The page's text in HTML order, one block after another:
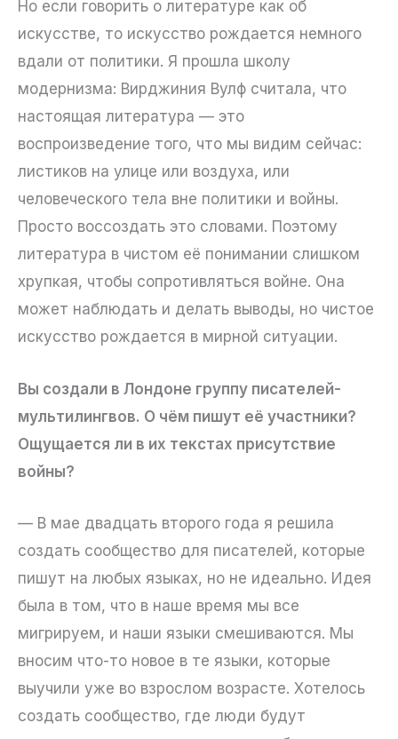
Но если говорить о литературе как об
искусстве, то искусство рождается немного
вдали от политики. Я прошла школу
модернизма: Вирджиния Вулф считала, что
настоящая литература — это
воспроизведение того, что мы видим сейчас:
листиков на улице или воздуха, или
человеческого тела вне политики и войны.
Просто воссоздать это словами. Поэтому
литература в чистом её понимании слишком
хрупкая, чтобы сопротивляться войне. Она
может наблюдать и делать выводы, но чистое
искусство рождается в мирной ситуации.
Вы создали в Лондоне группу писателей-
мультилингвов. О чём пишут её участники?
Ощущается ли в их текстах присутствие
войны?
— В мае двадцать второго года я решила
создать сообщество для писателей, которые
пишут на любых языках, но не идеально. Идея
была в том, что в наше время мы все
мигрируем, и наши языки смешиваются. Мы
вносим что-то новое в те языки, которые
выучили уже во взрослом возрасте. Хотелось
создать сообщество, где люди будут